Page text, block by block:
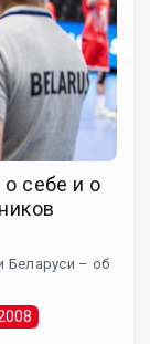
себе и о
Беларуси – об